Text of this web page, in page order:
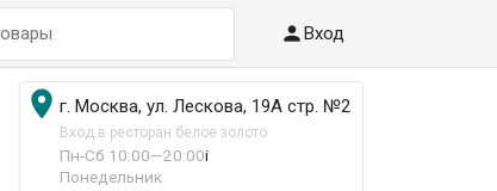
Вход
 г. Москва, ул. Лескова, 19А стр. №2
Вход в ресторан белое золото
Пн-Сб 10:00—20:00i
Понедельник